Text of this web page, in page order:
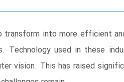
into more efficient
Technology used in these
vision. This has raised